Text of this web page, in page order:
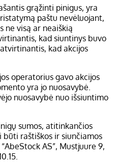
grąžinti pinigus, yra
paštu nevėluojant,
ne visą ar neaiškią
kad siuntinys buvo
kad akcijos
operatorius gavo akcijos
yra jo nuosavybė.
nuosavybė nuo išsiuntimo
sumos, atitinkančios
raštiškos ir siunčiamos
AS”, Mustjuure 9,